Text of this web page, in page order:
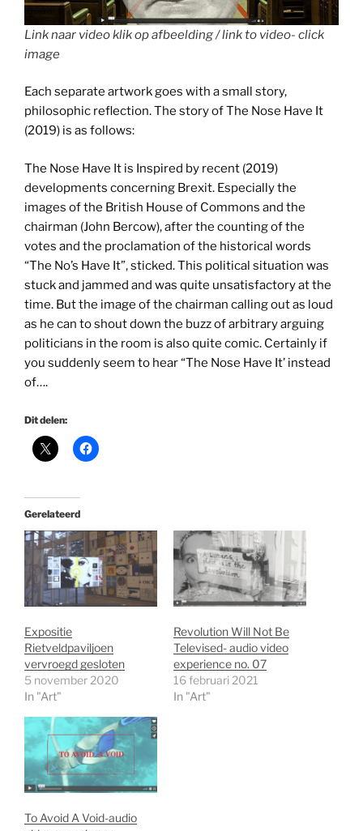
Link naar video klik op afbeelding / link to video- click
image
Each separate artwork goes with a small story,
philosophic reflection. The story of The Nose Have It
(2019) is as follows:
The Nose Have It is Inspired by recent (2019)
developments concerning Brexit. Especially the
images of the British House of Commons and the
chairman (John Bercow), after the counting of the
votes and the proclamation of the historical words
“The No’s Have It”, sticked. This political situation was
stuck and jammed and was quite unsatisfactory at the
time. But the image of the chairman calling out as loud
as he can to shout down the buzz of arbitrary arguing
politicians in the room is also quite comic. Certainly if
you suddenly seem to hear “The Nose Have It’ instead
of….
Dit delen:
Gerelateerd
Expositie
Rietveldpaviljoen
vervroegd gesloten
5 november 2020
In "Art"
Revolution Will Not Be
Televised- audio video
experience no. 07
16 februari 2021
In "Art"
To Avoid A Void-audio